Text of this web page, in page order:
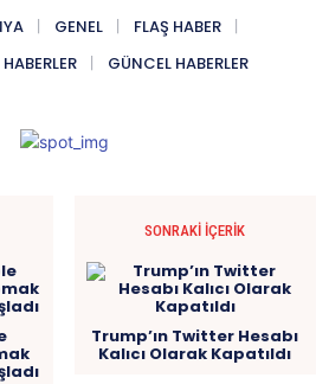
GENEL
FLAŞ HABER
HABERLER GÜNCEL HABERLER
SONRAKI İÇERIK
Trump’ın Twitter Hesabı
Kalıcı Olarak Kapatıldı